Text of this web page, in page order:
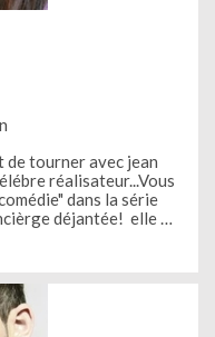
tourner avec jean
réalisateur...Vous
dans la série
déjantée! elle a